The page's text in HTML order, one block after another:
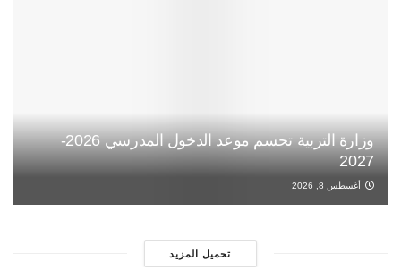
وزارة التربية تحسم موعد الدخول المدرسي 2026-
2027
أغسطس 8, 2026
تحميل المزيد